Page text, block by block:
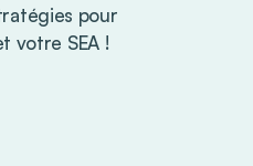
pour
votre SEA !